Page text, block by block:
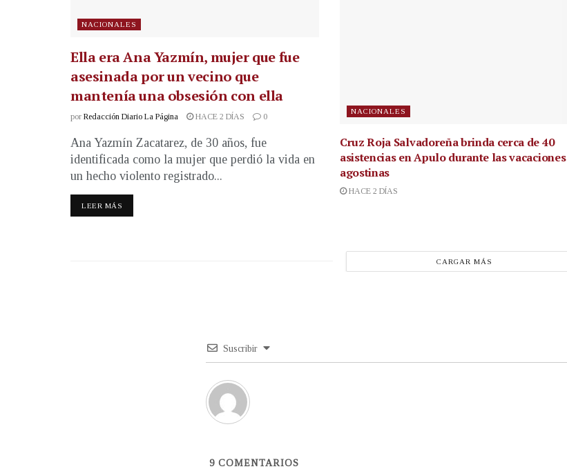
NACIONALES
Ella era Ana Yazmín, mujer que fue
asesinada por un vecino que
mantenía una obsesión con ella
por Redacción Diario La Página HACE 2 DÍAS 0
Ana Yazmín Zacatarez, de 30 años, fue
identificada como la mujer que perdió la vida en
un hecho violento registrado...
LEER MÁS
NACIONALES
Cruz Roja Salvadoreña brinda cerca de 40
asistencias en Apulo durante las vacaciones
agostinas
HACE 2 DÍAS
CARGAR MÁS
Suscribir
9 COMENTARIOS